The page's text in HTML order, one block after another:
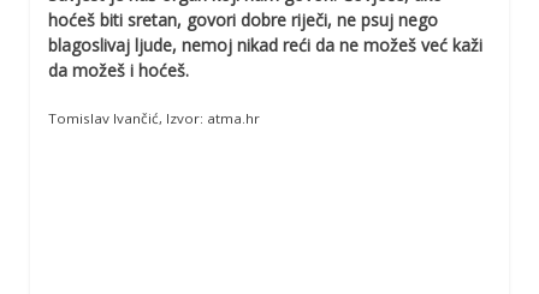
hoćeš biti sretan, govori dobre riječi, ne psuj nego
blagoslivaj ljude, nemoj nikad reći da ne možeš već kaži
da možeš i hoćeš.
Tomislav Ivančić, Izvor: atma.hr